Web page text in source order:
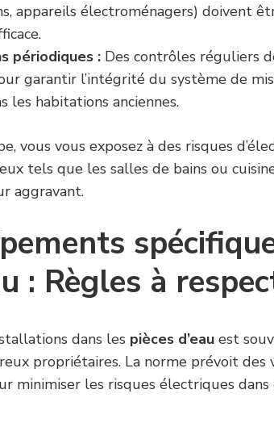
appareils électroménagers) doivent
périodiques : Des contrôles réguliers
garantir l’intégrité du système de
les habitations anciennes.
vous vous exposez à des risques
tels que les salles de bains ou
aggravant.
: Règles à
dans les pièces d’eau est
propriétaires. La norme prévoit des
minimiser les risques électriques dans